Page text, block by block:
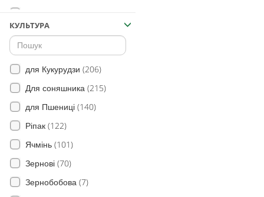
Цикорій дикий
Злинка канадська(34)
Сокирки польові(30)
Дзвінець(3)
Овес дикий (вівсюг)
Грястиця збірна
Егілопс циліндричний
Кипець гребінчастий
КУЛЬТУРА
для Кукурудзи (206)
Для соняшника (215)
для Пшениці (140)
Ріпак (122)
Ячмінь (101)
Зернові (70)
Зернобобова (7)